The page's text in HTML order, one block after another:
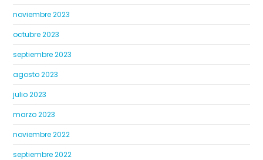
noviembre 2023
octubre 2023
septiembre 2023
agosto 2023
julio 2023
marzo 2023
noviembre 2022
septiembre 2022